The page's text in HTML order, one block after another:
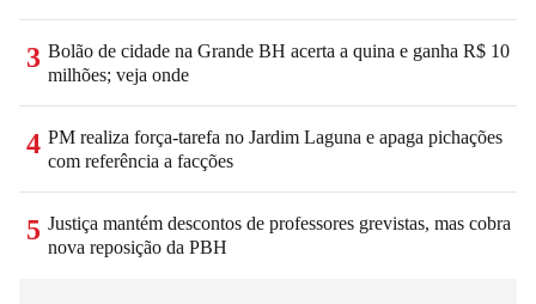
3 Bolão de cidade na Grande BH acerta a quina e ganha R$ 10
milhões; veja onde
4 PM realiza força-tarefa no Jardim Laguna e apaga pichações
com referência a facções
5 Justiça mantém descontos de professores grevistas, mas cobra
nova reposição da PBH